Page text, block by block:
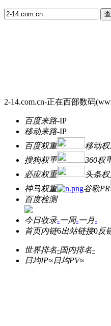
2-14.com.cn-正在西部数码
百度来路-IP
移动来路-IP
百度权重
移动权
搜狗权重
360权
必应权重
头条
神马权重
谷歌PR
百度检测
今日收录-一周-一月-
首页内链6出站链接0反
世界排名-国内排名-
日均IP≈日均PV≈